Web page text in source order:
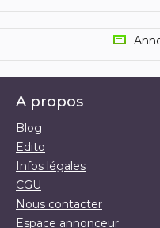
A propos
Blog
Edito
Infos légales
CGU
Nous contacter
Espace annonceur